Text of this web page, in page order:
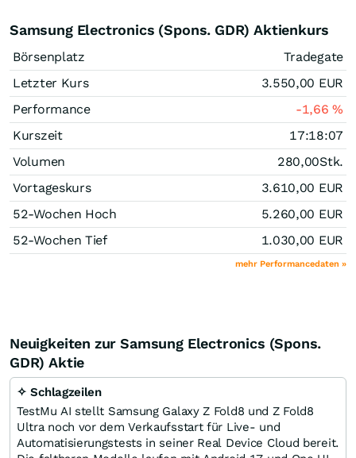
Samsung Electronics (Spons. GDR) Aktienkurs
Börsenplatz
Tradegate
Letzter Kurs
3.550,00 EUR
Performance
-1,66%
Kurszeit
17:18:07
Volumen
280,00Stk.
Vortageskurs
3.610,00 EUR
52-Wochen Hoch
5.260,00 EUR
52-Wochen Tief
1.030,00 EUR
mehr Performancedaten »
Neuigkeiten zur Samsung Electronics (Spons.
GDR) Aktie
✧ Schlagzeilen
TestMu AI stellt Samsung Galaxy Z Fold8 und Z Fold8
Ultra noch vor dem Verkaufsstart für Live- und
Automatisierungstests in seiner Real Device Cloud bereit.